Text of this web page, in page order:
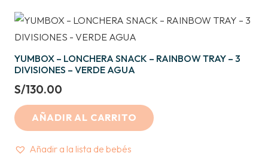
YUMBOX – LONCHERA SNACK – RAINBOW TRAY – 3
DIVISIONES – VERDE AGUA
S/130.00
AÑADIR AL CARRITO
Añadir a la lista de bebés